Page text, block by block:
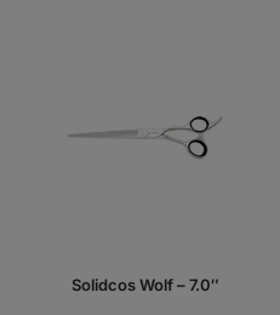
Solidcos Wolf – 7.0″